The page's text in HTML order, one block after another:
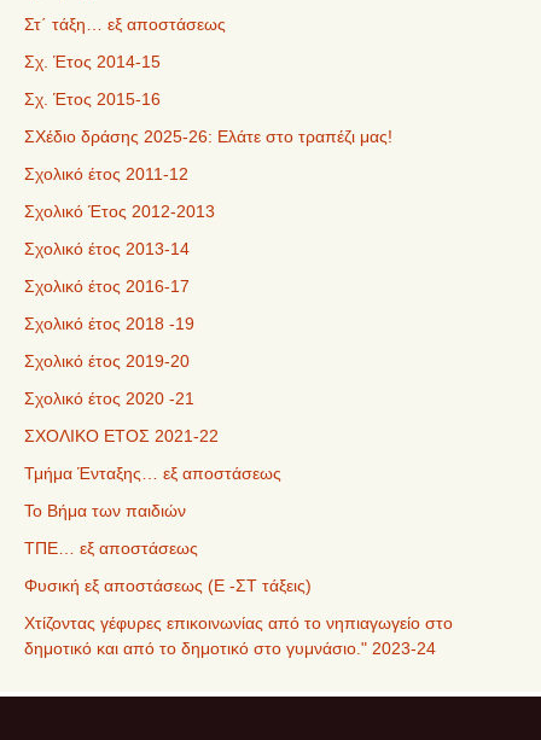
Στ΄ τάξη… εξ αποστάσεως
Σχ. Έτος 2014-15
Σχ. Έτος 2015-16
ΣΧέδιο δράσης 2025-26: Ελάτε στο τραπέζι μας!
Σχολικό έτος 2011-12
Σχολικό Έτος 2012-2013
Σχολικό έτος 2013-14
Σχολικό έτος 2016-17
Σχολικό έτος 2018 -19
Σχολικό έτος 2019-20
Σχολικό έτος 2020 -21
ΣΧΟΛΙΚΟ ΕΤΟΣ 2021-22
Τμήμα Ένταξης… εξ αποστάσεως
Το Βήμα των παιδιών
ΤΠΕ… εξ αποστάσεως
Φυσική εξ αποστάσεως (Ε -ΣΤ τάξεις)
Χτίζοντας γέφυρες επικοινωνίας από το νηπιαγωγείο στο
δημοτικό και από το δημοτικό στο γυμνάσιο." 2023-24